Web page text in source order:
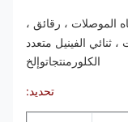
الموصلات ، رقائق ،
ثنائي الفينيل متعدد
الكلور منتجاتوإلخ
تحديد: